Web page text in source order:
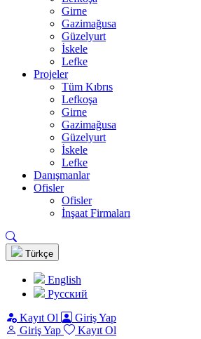
Girne
Gazimağusa
Güzelyurt
İskele
Lefke
Projeler
Tüm Kıbrıs
Lefkoşa
Girne
Gazimağusa
Güzelyurt
İskele
Lefke
Danışmanlar
Ofisler
Ofisler
İnşaat Firmaları
Türkçe
English
Pусский
Kayıt Ol
Giriş Yap
Giriş Yap
Kayıt Ol